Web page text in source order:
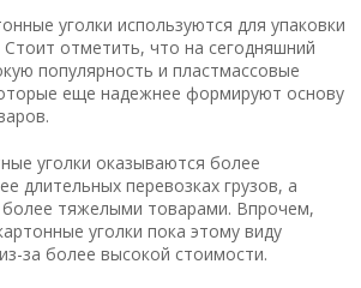
уголки используются для упаковки
Стоит отметить, что на сегодняшний
популярность и пластмассовые
еще надежнее формируют основу
уголки оказываются более
длительных перевозках грузов, а
тяжелыми товарами. Впрочем,
уголки пока этому виду
за более высокой стоимости.